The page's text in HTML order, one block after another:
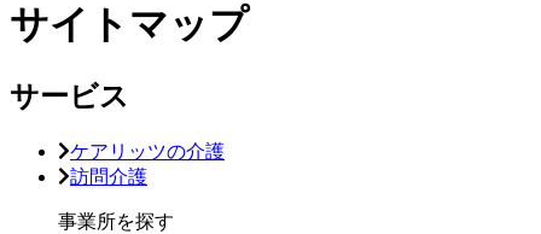
サイトマップ
サービス
ケアリッツの介護
訪問介護
事業所を探す